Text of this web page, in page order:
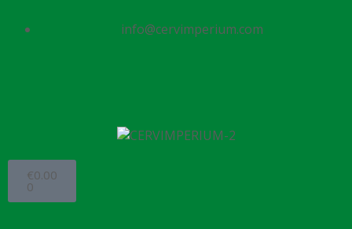
info@cervimperium.com
€0.00
0